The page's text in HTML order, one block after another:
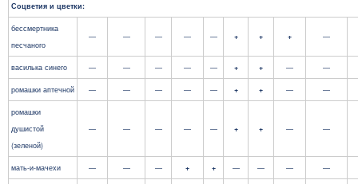
Соцветия и цветки:
бессмертника
песчаного
— — — — — + + + —
василька синего — — — — — + + — —
ромашки аптечной — — — — — + + — —
ромашки
душистой
(зеленой)
— — — — — + + — —
мать-и-мачехи — — — + + — — — —